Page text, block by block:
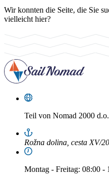
Wir konnten die Seite, die Sie
vielleicht hier?
Teil von Nomad 2000
Rožna dolina, cesta XV/
Montag - Freitag: 08:00 -